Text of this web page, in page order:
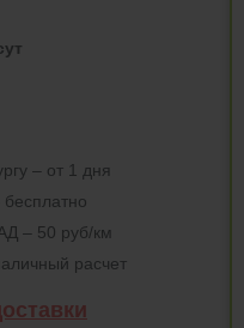
– от 1 дня
– 50 руб/км
расчет